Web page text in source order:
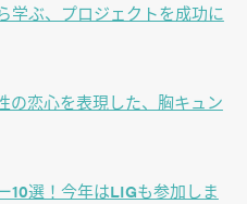
学ぶ、プロジェクトを成功に
の恋心を表現した、胸キュン
10選！今年はLIGも参加しま